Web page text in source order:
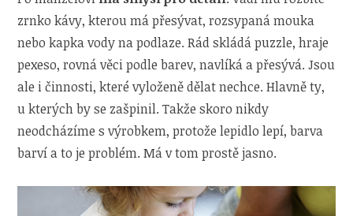
zrnko kávy, kterou má přesývat, rozsypaná mouka
nebo kapka vody na podlaze. Rád skládá puzzle, hraje
pexeso, rovná věci podle barev, navlíká a přesývá. Jsou
ale i činnosti, které vyloženě dělat nechce. Hlavně ty,
u kterých by se zašpinil. Takže skoro nikdy
neodcházíme s výrobkem, protože lepidlo lepí, barva
barví a to je problém. Má v tom prostě jasno.